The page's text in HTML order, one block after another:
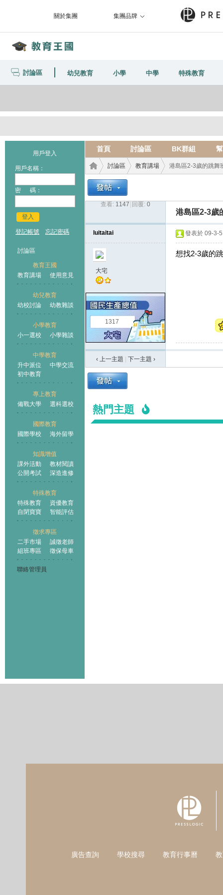
關於集團 集團品牌
討論區 幼兒教育 小學 中學 特殊教育
用戶登入
用戶名稱：
密 碼：
登入
登記帳號 忘記密碼
討論區
教育王國
教育講場
使用意見
幼兒教育
幼校討論
幼教雜談
小學教育
小一選校
小學雜談
中學教育
升中派位
中學交流
初中教育
專上教育
備戰大學
選科選校
國際教育
國際學校
海外留學
知識增值
課外活動
教材閱讀
公開考試
深造進修
特殊教育
特殊教育
資優教育
自閉寶寶
智能評估
徵求專區
二手市場
誠徵老師
組班專區
徵保母車
聯絡管理員
首頁 討論區 BK群組
王國
討論區
›
教育講場 港島區2-3歲的跳舞
查看: 1147 回覆: 0
港島區2-3歲
luitaitai
大宅
1317
發表於 09-3-
想找2-3歲的
‹ 上一主題 下一主題 ›
熱門主題
廣告查詢 學校搜尋 教育行事曆